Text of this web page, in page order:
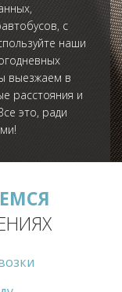
с
наши
выезжаем в
расстояния и
это, ради